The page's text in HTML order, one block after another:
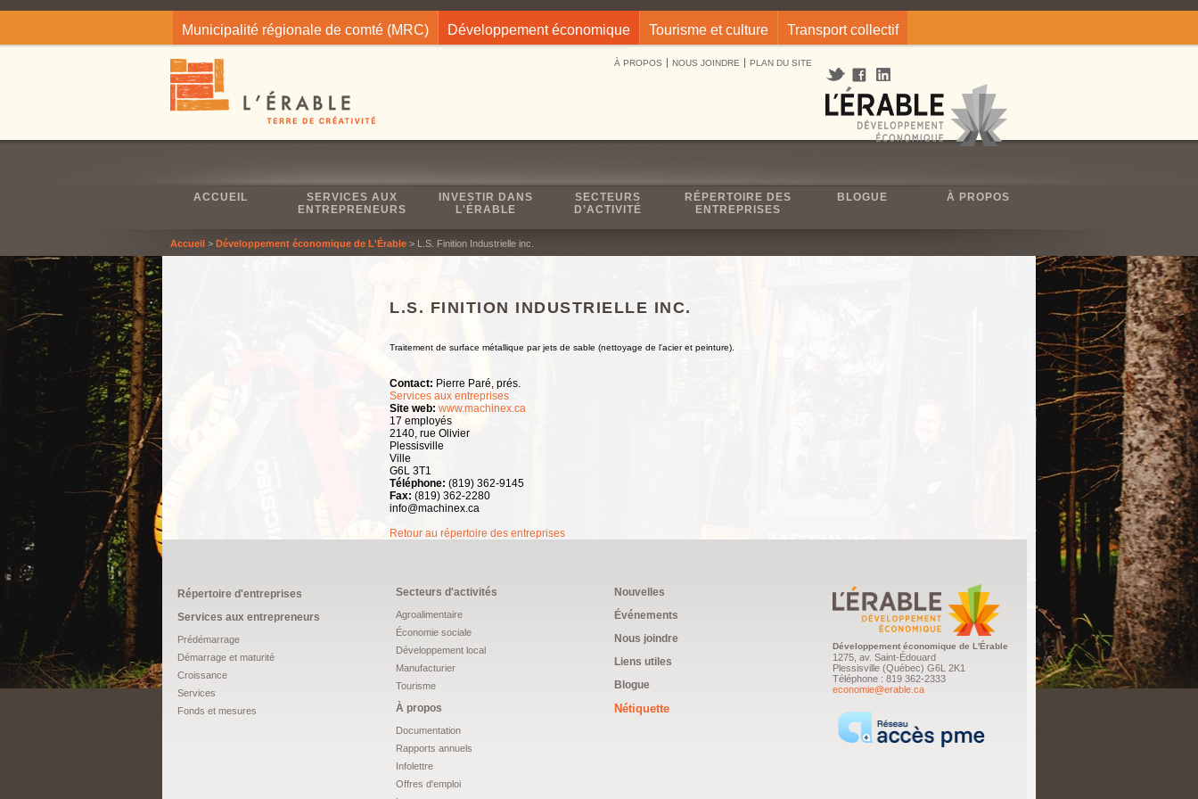
Municipalité régionale de comté (MRC) Développement économique Tourisme et culture Transport collectif
À PROPOS NOUS JOINDRE PLAN DU SITE
ACCUEIL
SERVICES AUX
ENTREPRENEURS
INVESTIR DANS
L'ÉRABLE
SECTEURS
D’ACTIVITÉ
RÉPERTOIRE DES
ENTREPRISES
BLOGUE À PROPOS
Accueil> Développement économique de L'Érable> L.S. Finition Industrielle inc.
L.S. FINITION INDUSTRIELLE INC.
Traitement de surface métallique par jets de sable (nettoyage de l'acier et peinture).
Contact: Pierre Paré, prés.
Services aux entreprises
Site web: www.machinex.ca
17 employés
2140, rue Olivier
Plessisville
Ville
G6L 3T1
Téléphone: (819) 362-9145
Fax: (819) 362-2280
info@machinex.ca
Retour au répertoire des entreprises
Répertoire d'entreprises
Services aux entrepreneurs
Prédémarrage
Démarrage et maturité
Croissance
Services
Fonds et mesures
Secteurs d'activités
Agroalimentaire
Économie sociale
Développement local
Manufacturier
Tourisme
À propos
Documentation
Rapports annuels
Infolettre
Offres d'emploi
Nouvelles
Événements
Nous joindre
Liens utiles
Blogue
Nétiquette
Développement économique de L'Érable
1275, av. Saint-Édouard
Plessisville (Québec) G6L 2K1
Téléphone : 819 362-2333
economie@erable.ca